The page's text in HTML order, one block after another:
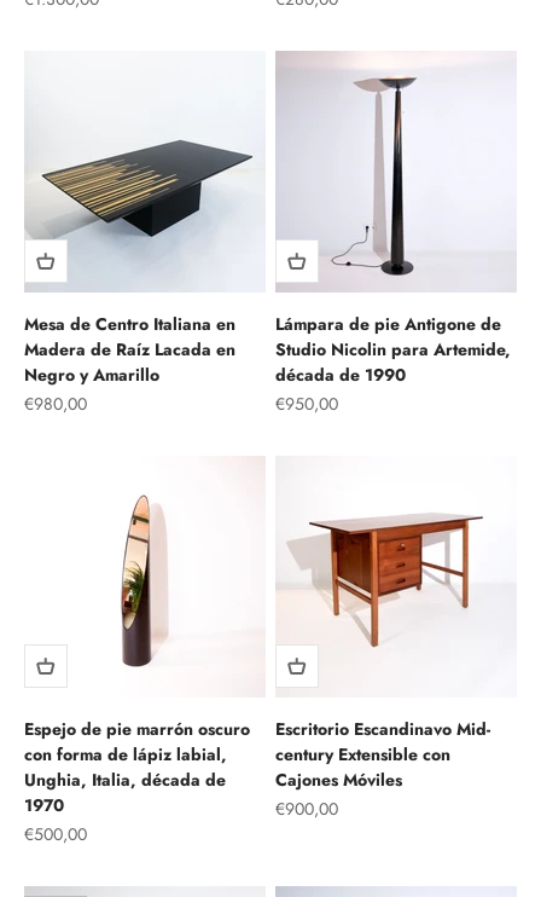
Mesa de Centro Italiana en
Madera de Raíz Lacada en
Negro y Amarillo
Precio de oferta
€980,00
Lámpara de pie Antigone de
Studio Nicolin para Artemide,
década de 1990
Precio de oferta
€950,00
Espejo de pie marrón oscuro
con forma de lápiz labial,
Unghia, Italia, década de
1970
Precio de oferta
€500,00
Escritorio Escandinavo Mid-
century Extensible con
Cajones Móviles
Precio de oferta
€900,00